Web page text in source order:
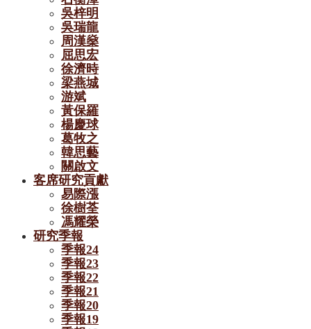
吳梓明
吳瑞龍
周漢燊
屈思宏
徐濟時
梁燕城
游斌
黃保羅
楊慶球
葛牧之
韓思藝
關啟文
客席研究貢獻
易際漲
徐樹荃
馮耀榮
研究季報
季報24
季報23
季報22
季報21
季報20
季報19